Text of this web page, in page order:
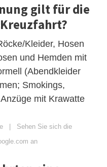
gilt für die
Kleider, Hosen
und Hemden mit
(Abendkleider
Smokings,
mit Krawatte
| Sehen Sie sich die
an